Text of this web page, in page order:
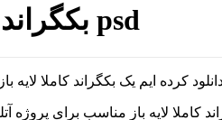
بکگراند پروژه آتلیه عکس و کارت پستال psd